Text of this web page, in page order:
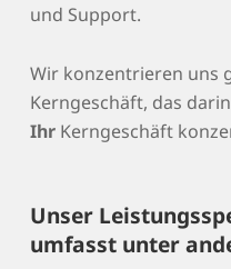
und Support.
Wir konzentrieren uns
Kerngeschäft, das
Ihr Kerngeschäft
Unser
umfasst unter